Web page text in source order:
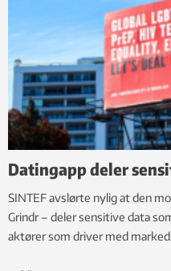
Datingapp deler
SINTEF avslørte nylig at den
Grindr – deler sensitive data
aktører som driver med